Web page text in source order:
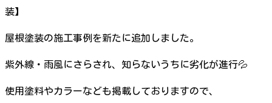
装】
屋根塗装の施工事例を新たに追加しました。
紫外線・雨風にさらされ、知らないうちに劣化が進行💦
使用塗料やカラーなども掲載しておりますので、